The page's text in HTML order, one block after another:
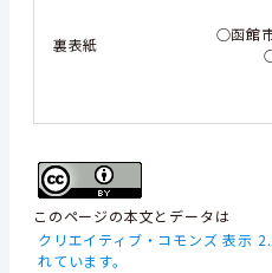
裏表紙
○函館
このページの本文とデータは
クリエイティブ・コモンズ 表示
れています。